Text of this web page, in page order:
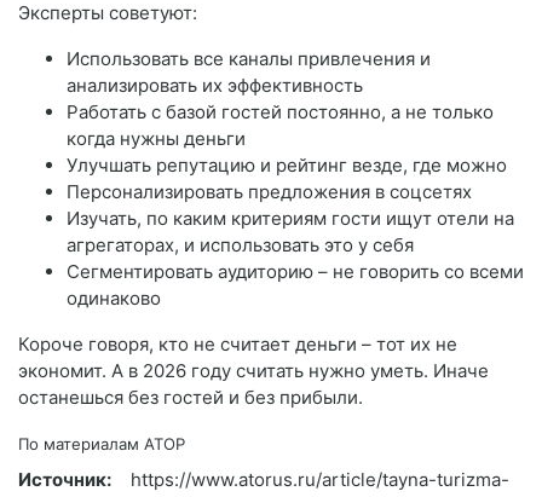
Эксперты советуют:
Использовать все каналы привлечения и
анализировать их эффективность
Работать с базой гостей постоянно, а не только
когда нужны деньги
Улучшать репутацию и рейтинг везде, где можно
Персонализировать предложения в соцсетях
Изучать, по каким критериям гости ищут отели на
агрегаторах, и использовать это у себя
Сегментировать аудиторию – не говорить со всеми
одинаково
Короче говоря, кто не считает деньги – тот их не
экономит. А в 2026 году считать нужно уметь. Иначе
останешься без гостей и без прибыли.
По материалам АТОР
Источник:
https://www.atorus.ru/article/tayna-turizma-